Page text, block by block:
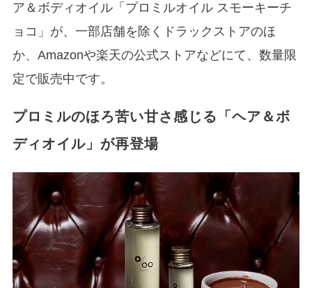
ア＆ボディオイル「プロミルオイル スモーキーチ
ョコ」が、一部店舗を除くドラックストアのほ
か、Amazonや楽天の公式ストアなどにて、数量限
定で販売中です。
プロミルのほろ苦い甘さ感じる「ヘア＆ボ
ディオイル」が再登場